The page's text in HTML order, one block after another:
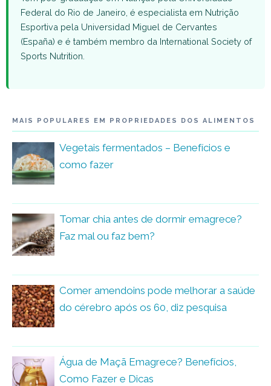
Federal do Rio de Janeiro, é especialista em Nutrição
Esportiva pela Universidad Miguel de Cervantes
(España) e é também membro da International Society of
Sports Nutrition.
MAIS POPULARES EM PROPRIEDADES DOS ALIMENTOS
Vegetais fermentados – Benefícios e
como fazer
Tomar chia antes de dormir emagrece?
Faz mal ou faz bem?
Comer amendoins pode melhorar a saúde
do cérebro após os 60, diz pesquisa
Água de Maçã Emagrece? Benefícios,
Como Fazer e Dicas